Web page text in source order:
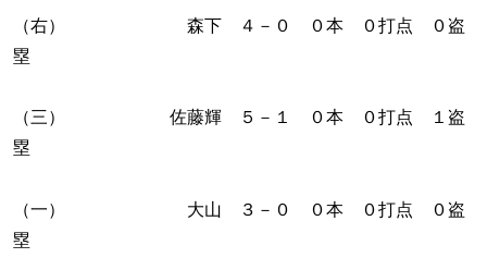
（右） 森下 ４－０ ０本 ０打点 ０盗
塁
（三） 佐藤輝 ５－１ ０本 ０打点 １盗
塁
（一） 大山 ３－０ ０本 ０打点 ０盗
塁